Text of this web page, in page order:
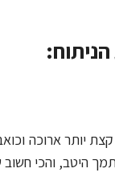
יותר ארוכה
היטב, והכי